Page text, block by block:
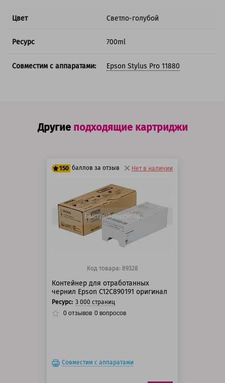
Цвет Светло-голубой
Ресурс 700ml
Совместим с аппаратами: Epson Stylus Pro 11880
Другие подходящие картриджи
150 баллов за отзыв
125 баллов
150 баллов
Нет в наличии
Быстрый просмотр
Код товара: 89328
Контейнер для отработанных
чернил Epson C12C890191 оригинал
Ресурс: 3 000 страниц
0 отзывов 0 вопросов
Совместим с аппаратами